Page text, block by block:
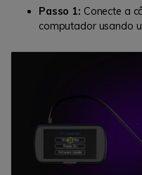
Passo 1: Conecte a
computador usando